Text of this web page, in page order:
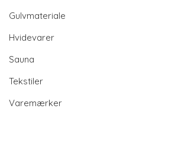
Gulvmateriale
Hvidevarer
Sauna
Tekstiler
Varemærker